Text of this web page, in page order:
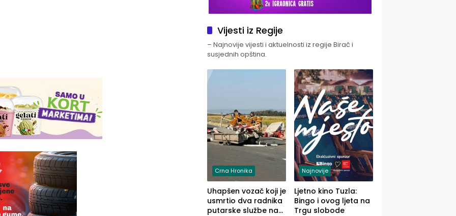
Vijesti iz Regije
– Najnovije vijesti i aktuelnosti iz regije Birač i
susjednih opština.
Crna Hronika
Uhapšen vozač koji je
usmrtio dva radnika
putarske službe na
Najnovije
Ljetno kino Tuzla:
Bingo i ovog ljeta na
Trgu slobode